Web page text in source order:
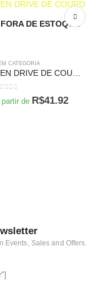
FORA DE ESTOQUE
CATEGORIA
PEN DRIVE DE COURO 4GB
de 5
partir de R$41.92
Events, Sales and Offers.